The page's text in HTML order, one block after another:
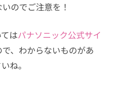
のでご注意を！
はパナソニック公式サイ
、わからないものがあ
ね。